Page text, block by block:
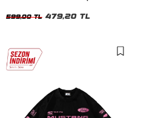
Tshirt
599,00 TL 479,20 TL